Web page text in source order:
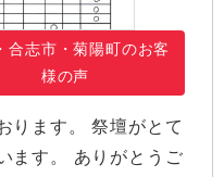
合志市・菊陽町のお客
様の声
ります。 祭壇がとて
ます。 ありがとうご